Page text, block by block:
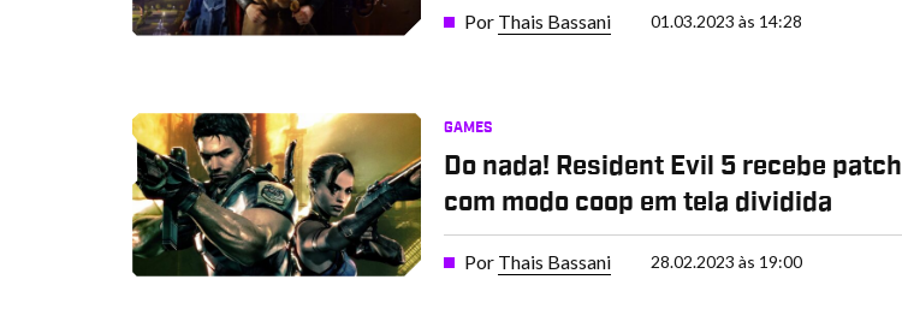
Por Thais Bassani 01.03.2023 às 14:28
GAMES
Do nada! Resident Evil 5 recebe patch
com modo coop em tela dividida
Por Thais Bassani 28.02.2023 às 19:00